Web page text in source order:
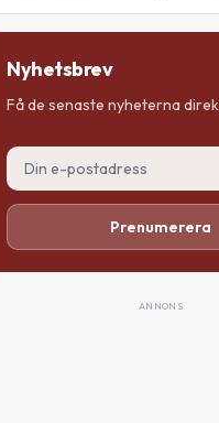
Nyhetsbrev
Få de senaste nyheterna
Prenumerera
ANNONS